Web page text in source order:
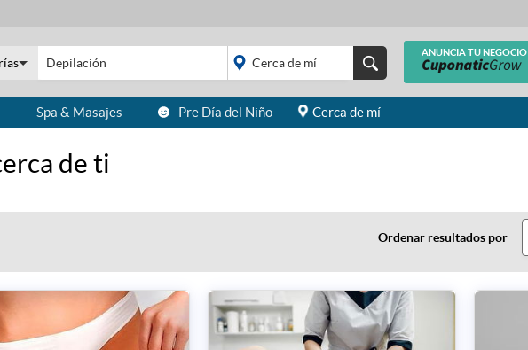
ANUNCIA TU NEGOCIO
placeholder="Todo el
Spa & Masajes Pre Día del Niño Cerca de mí
de ti
Ordenar resultados por